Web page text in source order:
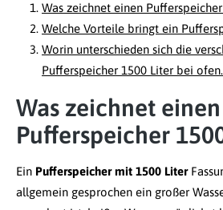
Was zeichnet einen
Welche Vorteile bringt ein
Worin unterschieden sich die
Pufferspeicher 1500 Liter bei
Was zeichnet einen
Pufferspeicher
Ein Pufferspeicher mit 1500 Liter
allgemein gesprochen ein großer